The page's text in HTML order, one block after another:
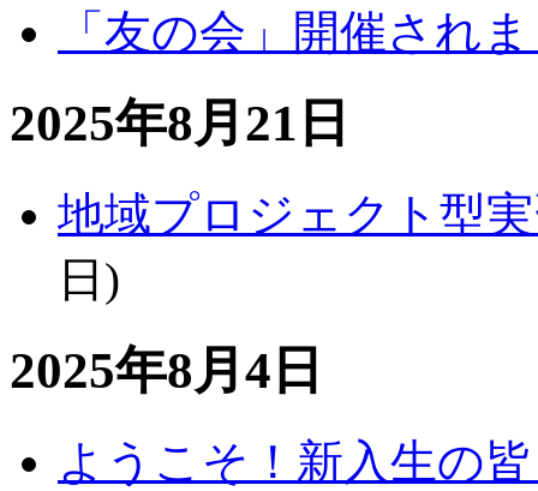
「友の会」開催され
2025年8月21日
地域プロジェクト型
日 )
2025年8月4日
ようこそ！新入生の